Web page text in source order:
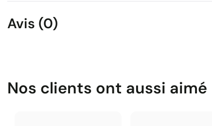
Avis (0)
Nos clients ont aussi aimé